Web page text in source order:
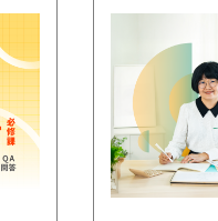
遺贈稅